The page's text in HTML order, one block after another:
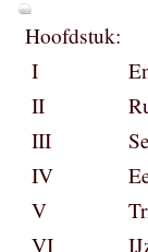
Hoofdstuk:
I
II
III
IV
V
VI